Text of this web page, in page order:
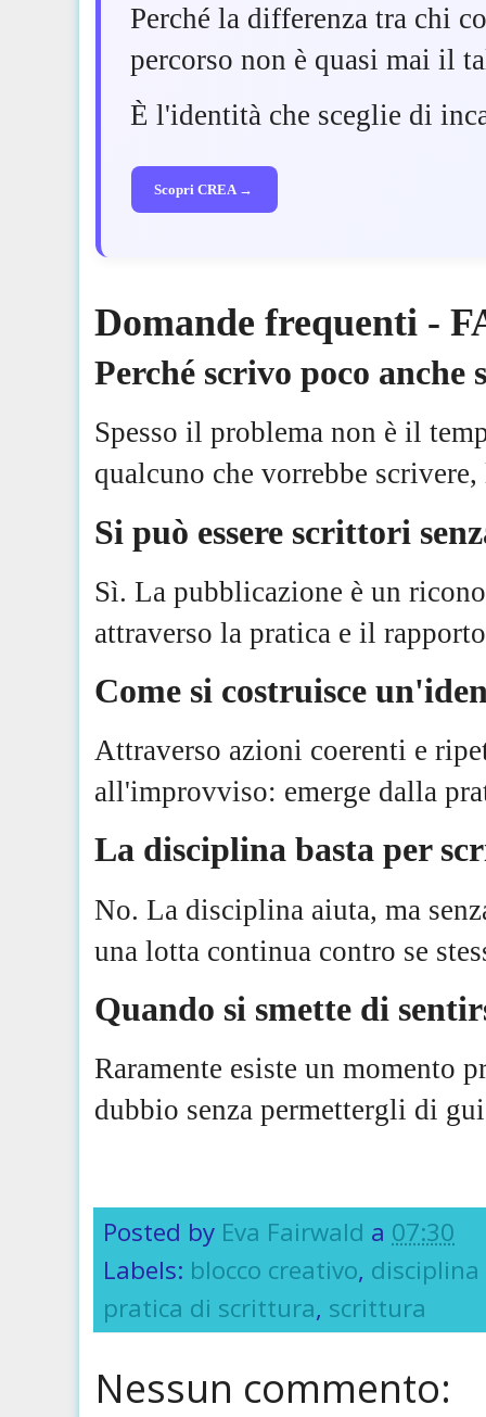
Perché la differenza tra chi
percorso non è quasi mai il
È l'identità che sceglie di
Scopri CREA →
Domande frequenti -
Perché scrivo poco
Spesso il problema non è il
qualcuno che vorrebbe
Si può essere scrittori
Sì. La pubblicazione è un
attraverso la pratica e il
Come si costruisce
Attraverso azioni coerenti e
all'improvviso: emerge dalla
La disciplina basta per
No. La disciplina aiuta, ma
una lotta continua contro se
Quando si smette di
Raramente esiste un momento
dubbio senza permettergli di
Posted by Eva Fairwald a 07:30
Labels: blocco creativo,
pratica di scrittura, scrittura
Nessun commento: